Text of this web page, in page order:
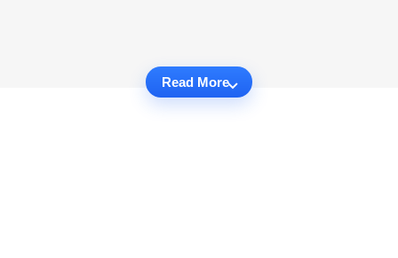
Read More